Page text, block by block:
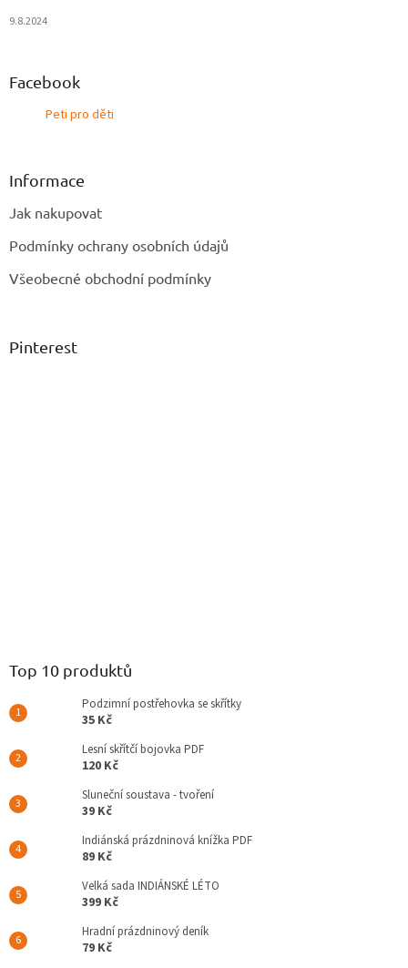
9.8.2024
Facebook
Peti pro děti
Informace
Jak nakupovat
Podmínky ochrany osobních údajů
Všeobecné obchodní podmínky
Pinterest
Top 10 produktů
Podzimní postřehovka se skřítky
35 Kč
Lesní skřítčí bojovka PDF
120 Kč
Sluneční soustava - tvoření
39 Kč
Indiánská prázdninová knížka PDF
89 Kč
Velká sada INDIÁNSKÉ LÉTO
399 Kč
Hradní prázdninový deník
79 Kč